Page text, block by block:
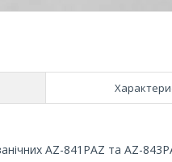
AZ-841PAZ та AZ-